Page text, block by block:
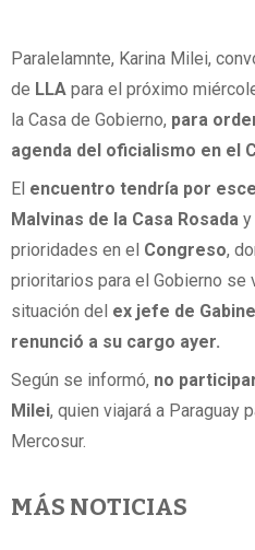
Paralelamnte, Karina Milei,
de LLA para el próximo
la Casa de Gobierno, para
agenda del oficialismo en el
El encuentro tendría por
Malvinas de la Casa Rosada y
prioridades en el Congreso,
prioritarios para el Gobierno
situación del ex jefe de
renunció a su cargo ayer.
Según se informó, no
Milei, quien viajará a Paraguay
Mercosur.
MÁS NOTICIAS